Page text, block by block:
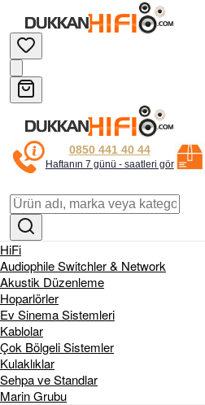
0850 441 40 44
Haftanın 7 günü - saatleri gör
HiFi
Audiophile Switchler & Network
Akustik Düzenleme
Hoparlörler
Ev Sinema Sistemleri
Kablolar
Çok Bölgeli Sistemler
Kulaklıklar
Sehpa ve Standlar
Marin Grubu